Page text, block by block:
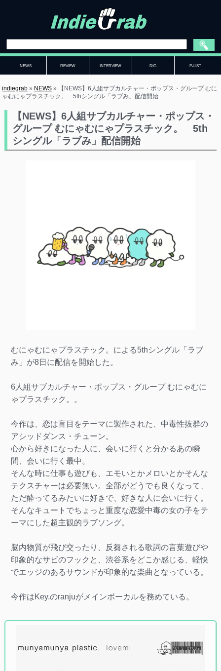
NEWS REVIEW INTERVIEW DIG P-LIST
indiegrab » NEWS »
【NEWS】6人組サブカルチャー・ポップス・グループ むに
ゃむにゃプラスチック。 5thシングル「ラブみ」配信開始
【NEWS】6人組サブカルチャー・ポップス・
グループ むにゃむにゃプラスチック。 5th
シングル「ラブみ」配信開始
むにゃむにゃプラスチック。による5thシングル「ラブ
み」が8日に配信を開始した。
6人組サブカルチャー・ポップス・グループ むにゃむに
ゃプラスチック。。
今作は、恋は盲目をテーマに製作された、中毒性抜群の
アシッドダンス・チューン。
心から好きになった人に、会いに行くと分かるあの瞬
間、会いに行く最中。
そんな時に仕事も遊びも、エモいとかメロいとかそんな
テクスチャーは必要無い。全部がどうでも良くなって、
ただ酔ってるみたいに好きで、好きな人に会いに行く。
そんなキュートでちょっと重度な恋愛中毒の女の子をテ
ーマにした超主観的ラブソング。
脳内物質が飛び交ったり、反芻される歌詞の言葉遊びや
印象的なサビのフックと、渋谷系をどこか感じる、軽快
でエッジのあるサウンドが印象的な楽曲となっている。
今作はKey.のranjuがメインボーカルを務めている。